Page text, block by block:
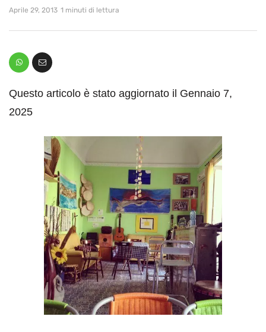
Aprile 29, 2013 1 minuti di lettura
Questo articolo è stato aggiornato il Gennaio 7,
2025